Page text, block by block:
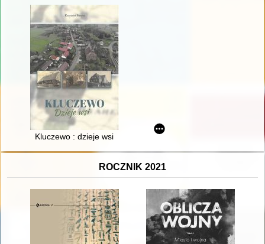
Kluczewo : dzieje wsi
ROCZNIK 2021